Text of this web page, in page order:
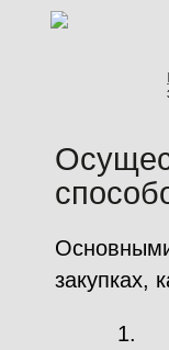
закупках,
1.